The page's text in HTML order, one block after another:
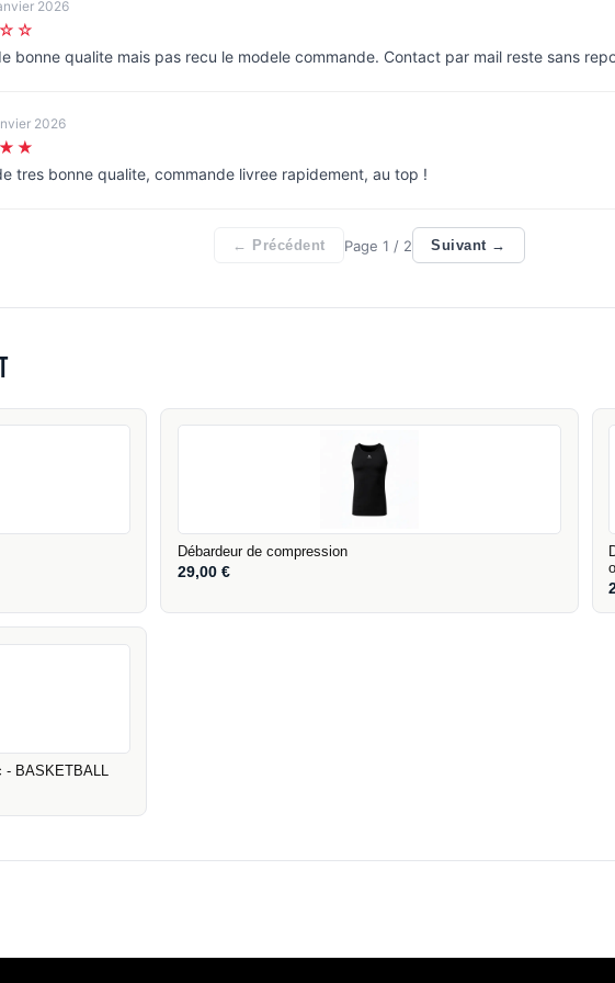
2026
bonne qualite mais pas recu le modele commande. Contact par mail reste sans
2026
tres bonne qualite, commande livree rapidement, au top !
← Précédent Page1 / 2 Suivant →
Débardeur de compression
29,00 €
- BASKETBALL